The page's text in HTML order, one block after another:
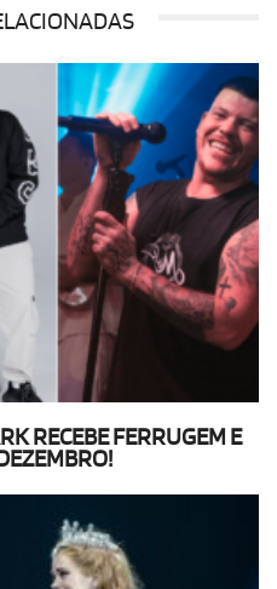
RECEBE FERRUGEM E